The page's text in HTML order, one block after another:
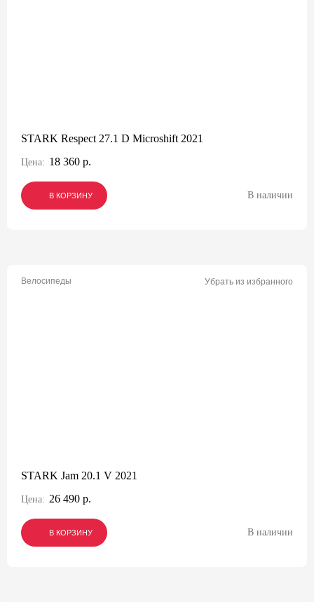
STARK Respect 27.1 D Microshift 2021
Цена: 18 360 р.
В КОРЗИНУ
В КОРЗИНУ
В КОРЗИНУ В наличии
Велосипеды Убрать из избранного
STARK Jam 20.1 V 2021
Цена: 26 490 р.
В КОРЗИНУ
В КОРЗИНУ
В КОРЗИНУ В наличии